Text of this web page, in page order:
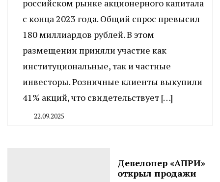
российском рынке акционерного капитала
с конца 2023 года. Общий спрос превысил
180 миллиардов рублей. В этом
размещении приняли участие как
институциональные, так и частные
инвесторы. Розничные клиенты выкупили
41% акций, что свидетельствует […]
22.09.2025
Девелопер «АПРИ»
открыл продажи